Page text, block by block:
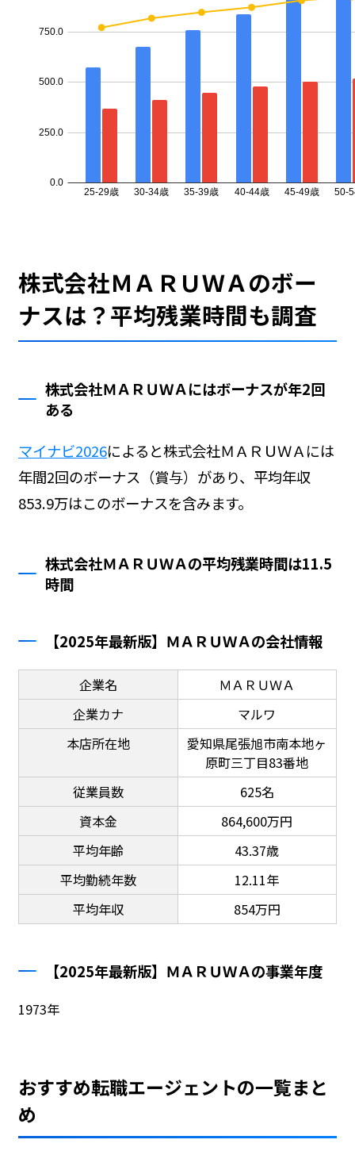
株式会社ＭＡＲＵＷＡのボー
ナスは？平均残業時間も調査
株式会社ＭＡＲＵＷＡにはボーナスが年2回
ある
マイナビ2026によると株式会社ＭＡＲＵＷＡには
年間2回のボーナス（賞与）があり、平均年収
853.9万はこのボーナスを含みます。
株式会社ＭＡＲＵＷＡの平均残業時間は11.5
時間
【2025年最新版】ＭＡＲＵＷＡの会社情報
企業名
ＭＡＲＵＷＡ
企業カナ
マルワ
本店所在地
愛知県尾張旭市南本地ヶ
原町三丁目83番地
従業員数
625名
資本金
864,600万円
平均年齢
43.37歳
平均勤続年数
12.11年
平均年収
854万円
【2025年最新版】ＭＡＲＵＷＡの事業年度
1973年
おすすめ転職エージェントの一覧まと
め